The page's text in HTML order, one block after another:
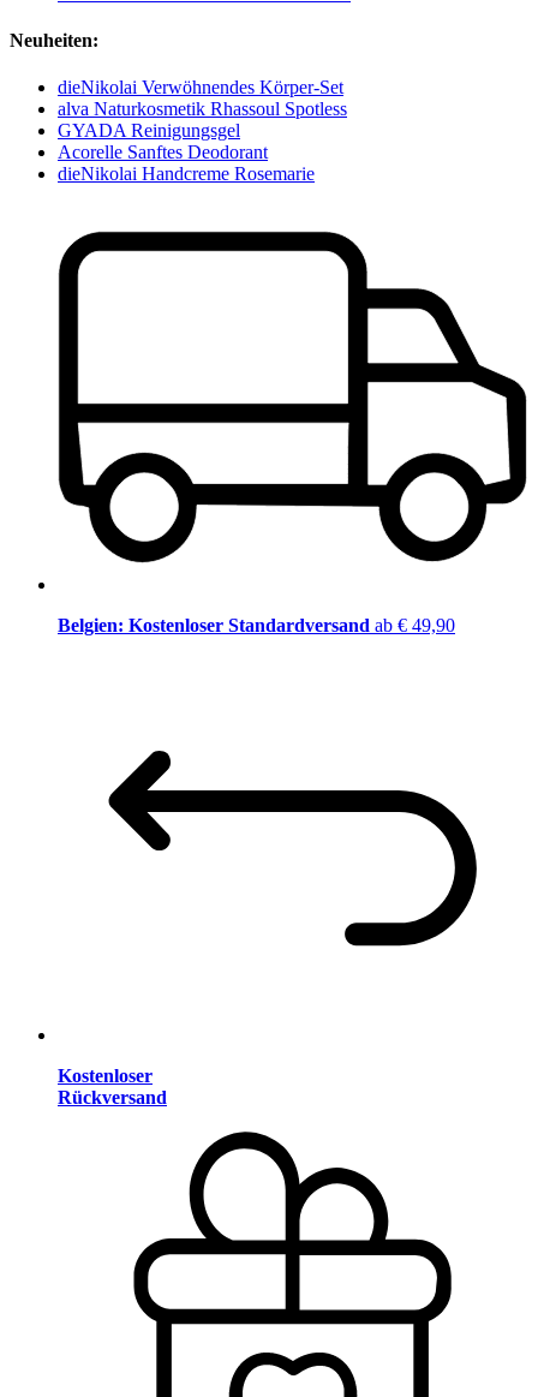
Neuheiten:
dieNikolai Verwöhnendes Körper-Set
alva Naturkosmetik Rhassoul Spotless
GYADA Reinigungsgel
Acorelle Sanftes Deodorant
dieNikolai Handcreme Rosemarie
Belgien: Kostenloser Standardversand ab € 49,90
Kostenloser
Rückversand